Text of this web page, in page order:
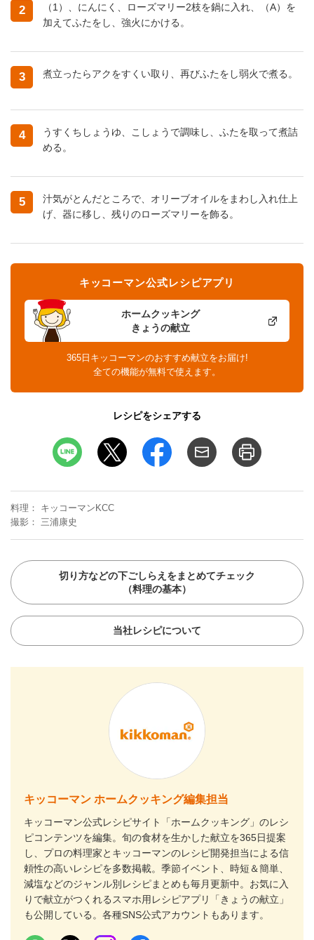
2
（1）、にんにく、ローズマリー2枝を鍋に入れ、（A）を
加えてふたをし、強火にかける。
3 煮立ったらアクをすくい取り、再びふたをし弱火で煮る。
4
うすくちしょうゆ、こしょうで調味し、ふたを取って煮詰
める。
5
汁気がとんだところで、オリーブオイルをまわし入れ仕上
げ、器に移し、残りのローズマリーを飾る。
ホームクッキング
きょうの献立
キッコーマン公式レシピアプリ
365日キッコーマンのおすすめ献立をお届け!
全ての機能が無料で使えます。
レシピをシェアする
料理
キッコーマンKCC
撮影
三浦康史
切り方などの下ごしらえをまとめてチェック
（料理の基本）
当社レシピについて
キッコーマン ホームクッキング編集担当
キッコーマン公式レシピサイト「ホームクッキング」のレシ
ピコンテンツを編集。旬の食材を生かした献立を365日提案
し、プロの料理家とキッコーマンのレシピ開発担当による信
頼性の高いレシピを多数掲載。季節イベント、時短＆簡単、
減塩などのジャンル別レシピまとめも毎月更新中。お気に入
りで献立がつくれるスマホ用レシピアプリ「きょうの献立」
も公開している。各種SNS公式アカウントもあります。